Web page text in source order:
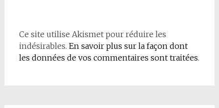
Ce site utilise Akismet pour réduire les
indésirables. En savoir plus sur la façon dont
les données de vos commentaires sont traitées.